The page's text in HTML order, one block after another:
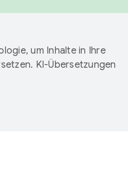
um Inhalte in Ihre
KI-Übersetzungen